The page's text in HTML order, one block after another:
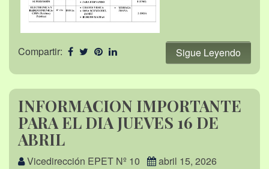
Compartir: Sigue Leyendo
INFORMACION IMPORTANTE
PARA EL DIA JUEVES 16 DE
ABRIL
Vicedirección EPET Nº 10
abril 15, 2026